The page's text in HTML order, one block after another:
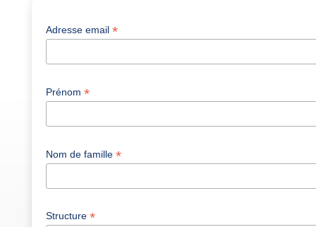
Adresse email *
Prénom *
Nom de famille *
Structure *